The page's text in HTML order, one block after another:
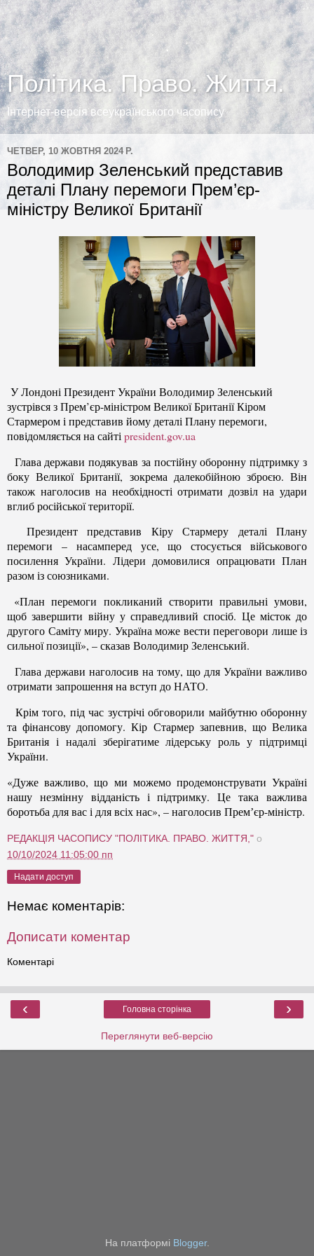
Політика. Право. Життя.
Інтернет-версія всеукраїнського часопису
ЧЕТВЕР, 10 ЖОВТНЯ 2024 Р.
Володимир Зеленський представив
деталі Плану перемоги Прем’єр-
міністру Великої Британії
У Лондоні Президент України Володимир Зеленський
зустрівся з Прем’єр-міністром Великої Британії Кіром
Стармером і представив йому деталі Плану перемоги,
повідомляється на сайті president.gov.ua
Глава держави подякував за постійну оборонну підтримку з
боку Великої Британії, зокрема далекобійною зброєю. Він
також наголосив на необхідності отримати дозвіл на удари
вглиб російської території.
Президент представив Кіру Стармеру деталі Плану
перемоги – насамперед усе, що стосується військового
посилення України. Лідери домовилися опрацювати План
разом із союзниками.
«План перемоги покликаний створити правильні умови,
щоб завершити війну у справедливий спосіб. Це місток до
другого Саміту миру. Україна може вести переговори лише із
сильної позиції», – сказав Володимир Зеленський.
Глава держави наголосив на тому, що для України важливо
отримати запрошення на вступ до НАТО.
Крім того, під час зустрічі обговорили майбутню оборонну
та фінансову допомогу. Кір Стармер запевнив, що Велика
Британія і надалі зберігатиме лідерську роль у підтримці
України.
«Дуже важливо, що ми можемо продемонструвати Україні
нашу незмінну відданість і підтримку. Це така важлива
боротьба для вас і для всіх нас», – наголосив Премʼєр-міністр.
РЕДАКЦІЯ ЧАСОПИСУ "ПОЛІТИКА. ПРАВО. ЖИТТЯ," о
10/10/2024 11:05:00 пп
Надати доступ
Немає коментарів:
Дописати коментар
Коментарі
‹ ›
Головна сторінка
Переглянути веб-версію
На платформі Blogger.